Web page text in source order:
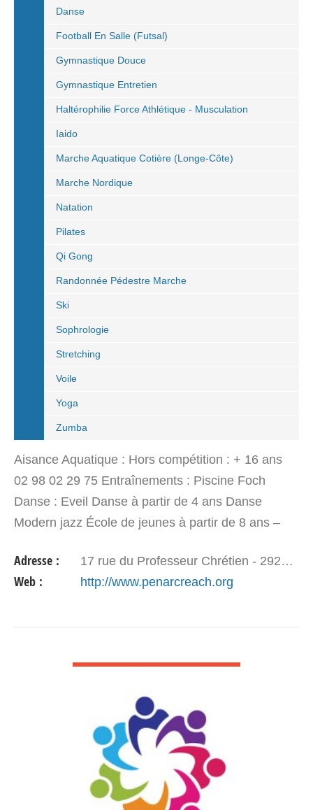
Danse
Football En Salle (Futsal)
Gymnastique Douce
Gymnastique Entretien
Haltérophilie Force Athlétique - Musculation
Iaido
Marche Aquatique Cotière (Longe-Côte)
Marche Nordique
Natation
Pilates
Qi Gong
Randonnée Pédestre Marche
Ski
Sophrologie
Stretching
Voile
Yoga
Zumba
Aisance Aquatique : Hors compétition : + 16 ans
02 98 02 29 75 Entraînements : Piscine Foch
Danse : Eveil Danse à partir de 4 ans Danse
Modern jazz École de jeunes à partir de 8 ans –
MPT Pen-Ar…
Adresse : 17 rue du Professeur Chrétien - 29200 BREST
Web : http://www.penarcreach.org